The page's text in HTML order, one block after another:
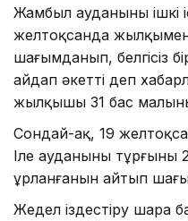
Жамбыл ауданының ішкі
желтоқсанда
шағымданып, белгісіз
айдап әкетті деп
жылқышы 31 бас
Сондай-ақ, 19
Іле ауданының тұрғыны
ұрланғанын айтып
Жедел іздестіру шара